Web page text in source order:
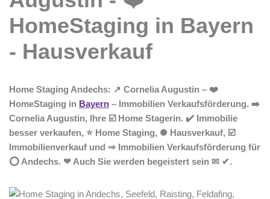
Home Staging Andechs: ↗️ Cornelia Augustin – ❤️
HomeStaging in Bayern – Immobilien Verkaufsförderung. ➡️
Cornelia Augustin, Ihre ☑️ Home Stagerin. ✔️ Immobilie
besser verkaufen, ⭐ Home Staging, ✺ Hausverkauf, ☑️
Immobilienverkauf und ⇒ Immobilien Verkaufsförderung für
⭕ Andechs. ❤ Auch Sie werden begeistert sein ✉ ✔.